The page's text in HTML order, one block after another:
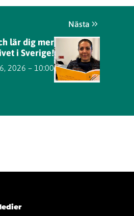
Nästa
lär dig mer
i Sverige!
2026 – 10:00